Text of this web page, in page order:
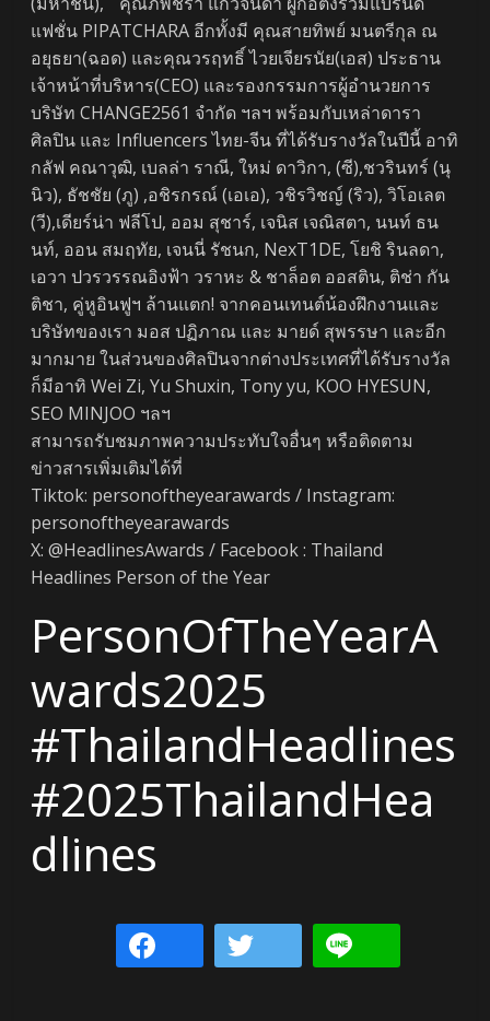
แฟชั่น PIPATCHARA อีกทั้งมี คุณสายทิพย์ มนตรีกุล ณ
อยุธยา(ฉอด) และคุณวรฤทธิ์ ไวยเจียรนัย(เอส) ประธาน
เจ้าหน้าที่บริหาร(CEO) และรองกรรมการผู้อำนวยการ
บริษัท CHANGE2561 จำกัด ฯลฯ พร้อมกับเหล่าดารา
ศิลปิน และ Influencers ไทย-จีน ที่ได้รับรางวัลในปีนี้ อาทิ
กลัฟ คณาวุฒิ, เบลล่า ราณี, ใหม่ ดาวิกา, (ซี),ชวรินทร์ (นุ
นิว), ธัชชัย (ภู) ,อชิรกรณ์ (เอเอ), วชิรวิชญ์ (ริว), วิโอเลต
(วี),เดียร์น่า ฟลีโป, ออม สุชาร์, เจนิส เจณิสตา, นนท์ ธน
นท์, ออน สมฤทัย, เจนนี่ รัชนก, NexT1DE, โยชิ รินลดา,
เอวา ปวรวรรณอิงฟ้า วราหะ & ชาล็อต ออสติน, ติช่า กัน
ติชา, คู่หูอินฟูฯ ล้านแตก! จากคอนเทนต์น้องฝึกงานและ
บริษัทของเรา มอส ปฏิภาณ และ มายด์ สุพรรษา และอีก
มากมาย ในส่วนของศิลปินจากต่างประเทศที่ได้รับรางวัล
ก็มีอาทิ Wei Zi, Yu Shuxin, Tony yu, KOO HYESUN,
SEO MINJOO ฯลฯ
สามารถรับชมภาพความประทับใจอื่นๆ หรือติดตาม
ข่าวสารเพิ่มเติมได้ที่
Tiktok: personoftheyearawards / Instagram:
personoftheyearawards
X: @HeadlinesAwards / Facebook : Thailand
Headlines Person of the Year
PersonOfTheYearA
wards2025
#ThailandHeadlines
#2025ThailandHea
dlines